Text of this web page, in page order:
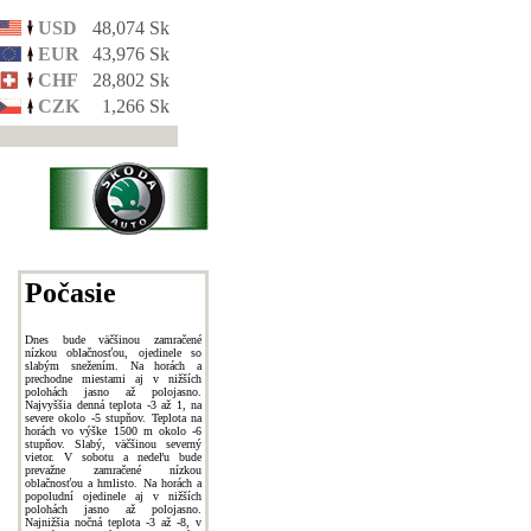
USD
48,074 Sk
EUR
43,976 Sk
CHF
28,802 Sk
CZK
1,266 Sk
Počasie
Dnes bude väčšinou zamračené
nízkou oblačnosťou, ojedinele so
slabým snežením. Na horách a
prechodne miestami aj v nižších
polohách jasno až polojasno.
Najvyššia denná teplota -3 až 1, na
severe okolo -5 stupňov. Teplota na
horách vo výške 1500 m okolo -6
stupňov. Slabý, väčšinou severný
vietor. V sobotu a nedeľu bude
prevažne zamračené nízkou
oblačnosťou a hmlisto. Na horách a
popoludní ojedinele aj v nižších
polohách jasno až polojasno.
Najnižšia nočná teplota -3 až -8, v